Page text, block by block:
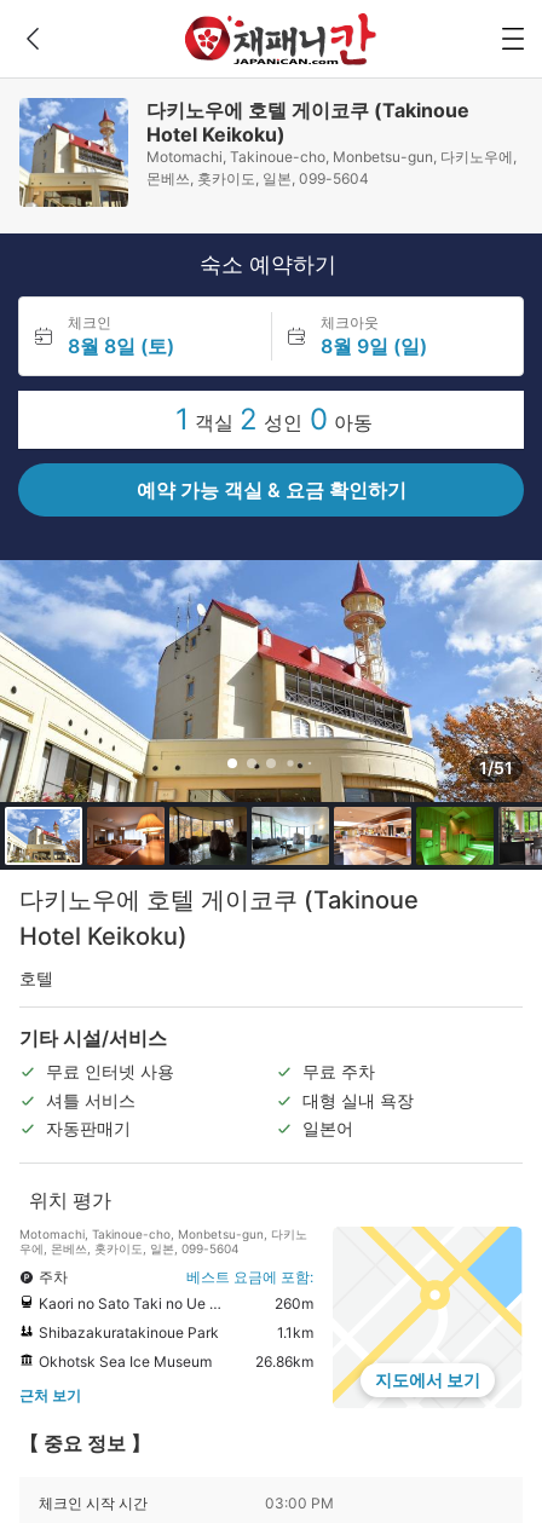
다키노우에 호텔 게이코쿠 (Takinoue
Hotel Keikoku)
Motomachi, Takinoue-cho, Monbetsu-gun, 다키노우에,
몬베쓰, 홋카이도, 일본, 099-5604
숙소 예약하기
체크인
8월 8일 (토)
체크아웃
8월 9일 (일)
1 객실 2 성인 0 아동
예약 가능 객실 & 요금 확인하기
1/51
다키노우에 호텔 게이코쿠 (Takinoue
Hotel Keikoku)
호텔
기타 시설/서비스
무료 인터넷 사용
무료 주차
셔틀 서비스
대형 실내 욕장
자동판매기
일본어
위치 평가
Motomachi, Takinoue-cho, Monbetsu-gun, 다키노
우에, 몬베쓰, 홋카이도, 일본, 099-5604
주차
베스트 요금에 포함:
Kaori no Sato Taki no Ue Road Station
260m
Shibazakuratakinoue Park
1.1km
Okhotsk Sea Ice Museum
26.86km
근처 보기
지도에서 보기
【 중요 정보 】
체크인 시작 시간 03:00 PM